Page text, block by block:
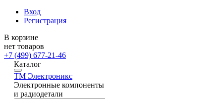
Вход
Регистрация
В корзине
нет товаров
+7 (499) 677-21-46
Каталог
TM Электроникс
Электронные компоненты
и радиодетали